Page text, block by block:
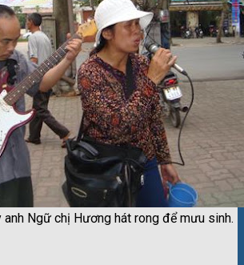
chị Hương hát rong để mưu sinh.